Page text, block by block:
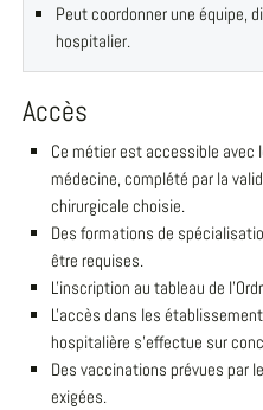
Peut coordonner une équipe,
hospitalier.
Accès
Ce métier est accessible avec
médecine, complété par la
chirurgicale choisie.
Des formations de
être requises.
L'inscription au tableau de
L'accès dans les
hospitalière s'effectue sur
Des vaccinations prévues par
exigées.